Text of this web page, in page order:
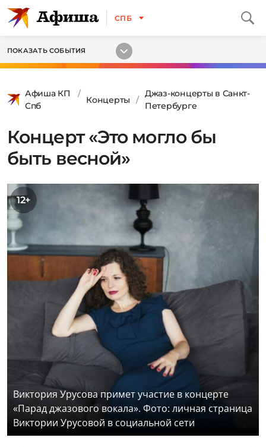
СПБ
ПОКАЗАТЬ СОБЫТИЯ
Афиша КП
Спб
Концерты
Джаз-концерты в Санкт-
Петербурге
Концерт «Это могло бы
быть весной»
12+
Виктория Урусова примет участие в концерте
«Парад джазового вокала». Фото: личная страница
Виктории Урусовой в социальной сети